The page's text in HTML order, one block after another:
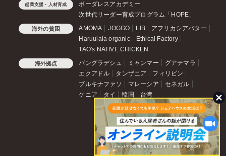
起業支援・人材育成
ボーダレスアカデミー
次世代リーダー育成プログラム「HOPE」
海外の貧困 AMOMA JOGGO LIB
アフリカシアバター
Haruulala organic
Ethical Factory
TAO's NATIVE CHICKEN
海外拠点 バングラデシュ ミャンマー
グアテマラ
エクアドル
タンザニア
フィリピン
ブルキナファソ
マレーシア
セネガル
ケニア
タイ 韓国 台湾